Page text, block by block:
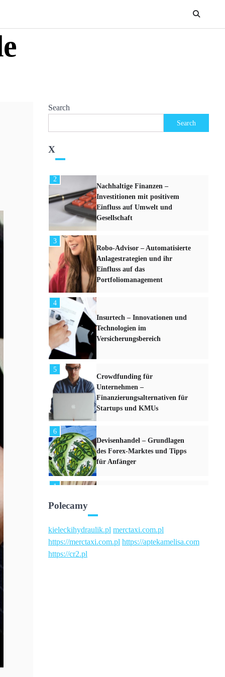
Search
Search
X
Finanzierungsalternativen für
1
neuesten Trends und
2
Nachhaltige Finanzen –
Investitionen mit positivem
Einfluss auf Umwelt und
Gesellschaft
3
Robo-Advisor – Automatisierte
Anlagestrategien und ihr
Einfluss auf das
Portfoliomanagement
4
Insurtech – Innovationen und
Technologien im
Versicherungsbereich
5
Crowdfunding für
Unternehmen –
Finanzierungsalternativen für
Startups und KMUs
6
Devisenhandel – Grundlagen
des Forex-Marktes und Tipps
für Anfänger
1
Entwicklungen im digitalen
Finanzmarkt
2
Polecamy
kieleckihydraulik.pl merctaxi.com.pl
https://merctaxi.com.pl https://aptekamelisa.com
https://cr2.pl